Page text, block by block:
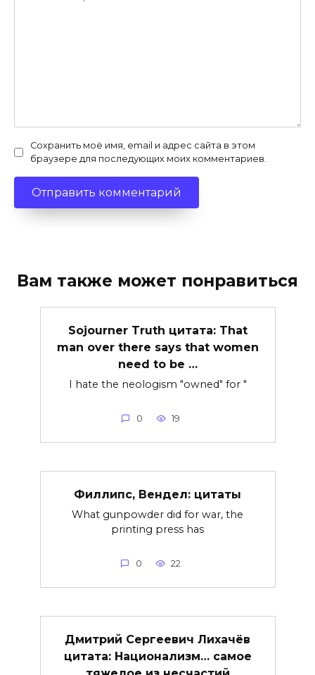
Сохранить моё имя, email и адрес сайта в этом
браузере для последующих моих комментариев.
Вам также может понравиться
Sojourner Truth цитата: That
man over there says that women
need to be …
I hate the neologism "owned" for "
0 19
Филлипс, Вендел: цитаты
What gunpowder did for war, the
printing press has
0 22
Дмитрий Сергеевич Лихачёв
цитата: Национализм… самое